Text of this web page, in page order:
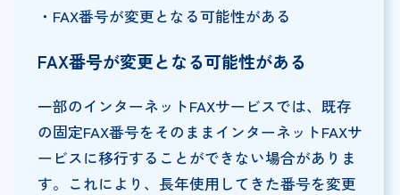
・FAX番号が変更となる可能性がある
FAX番号が変更となる可能性がある
一部のインターネットFAXサービスでは、既存
の固定FAX番号をそのままインターネットFAXサ
ービスに移行することができない場合がありま
す。これにより、長年使用してきた番号を変更